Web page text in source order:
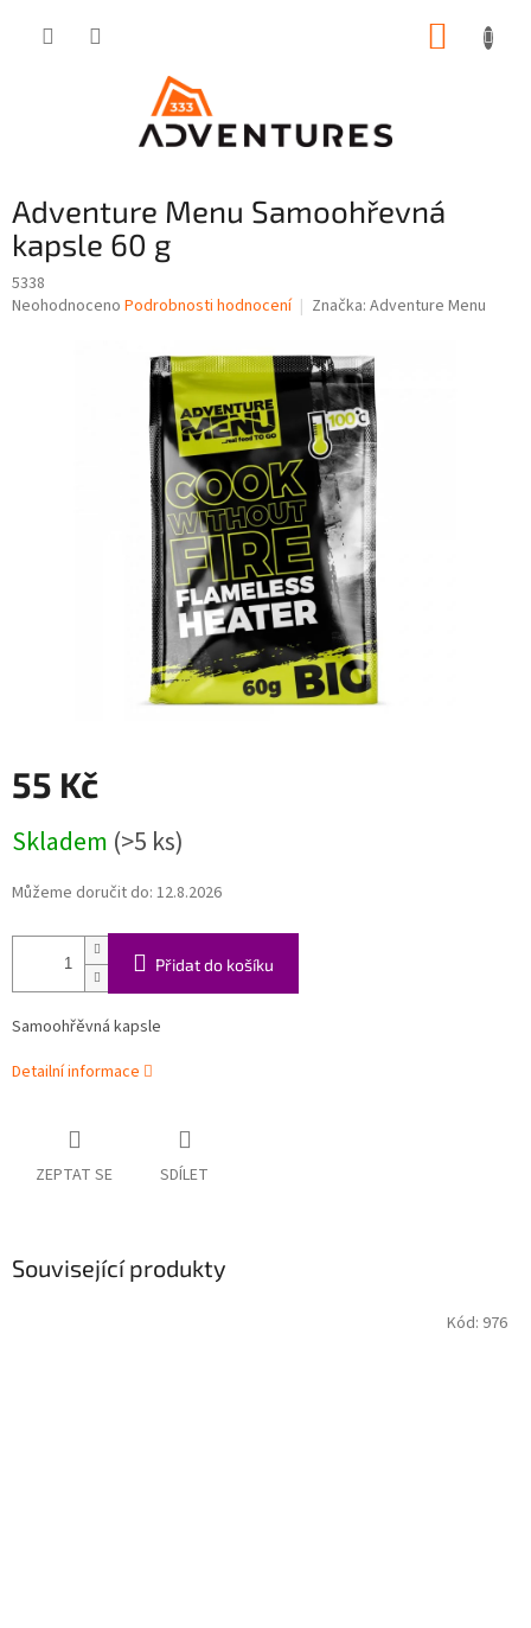
Adventure Menu Samoohřevná
kapsle 60 g
5338
Průměrné
Neohodnoceno Podrobnosti hodnocení Značka: Adventure Menu
55 Kč
cena:
Skladem (>5 ks)
Můžeme doručit do: 12.8.2026
Přidat do košíku
Samoohřěvná kapsle
Detailní informace
ZEPTAT SE SDÍLET
Související produkty
Kód: 976